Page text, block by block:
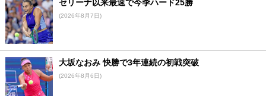
セリーナ以来最速で今季ハード25勝
(2026年8月7日)
大坂なおみ 快勝で3年連続の初戦突破
(2026年8月6日)